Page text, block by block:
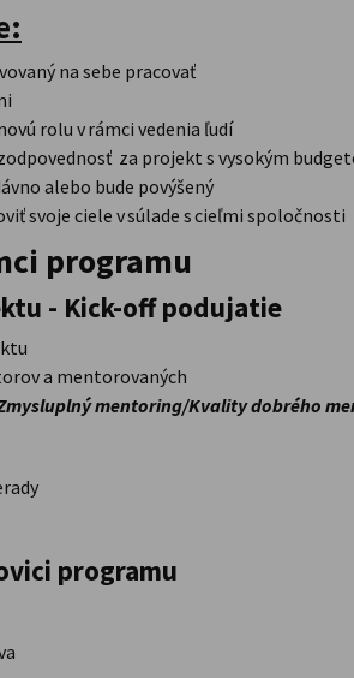
na sebe pracovať
rolu v rámci vedenia ľudí
za projekt s vysokým
alebo bude povýšený
svoje ciele v súlade s cieľmi spoločnosti
programu
- Kick-off podujatie
a mentorovaných
mentoring/Kvality dobrého
programu